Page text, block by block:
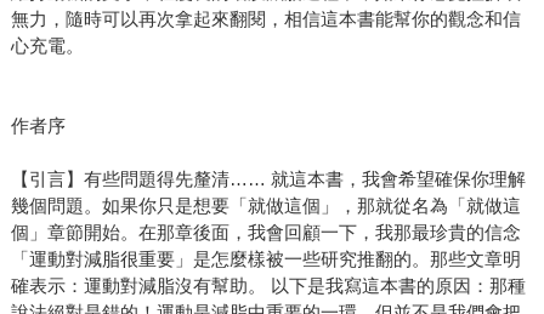
無力，隨時可以再次拿起來翻閱，相信這本書能幫你的觀念和信
心充電。
作者序
【引言】有些問題得先釐清…… 就這本書，我會希望確保你理解
幾個問題。如果你只是想要「就做這個」，那就從名為「就做這
個」章節開始。在那章後面，我會回顧一下，我那最珍貴的信念
「運動對減脂很重要」是怎麼樣被一些研究推翻的。那些文章明
確表示：運動對減脂沒有幫助。 以下是我寫這本書的原因：那種